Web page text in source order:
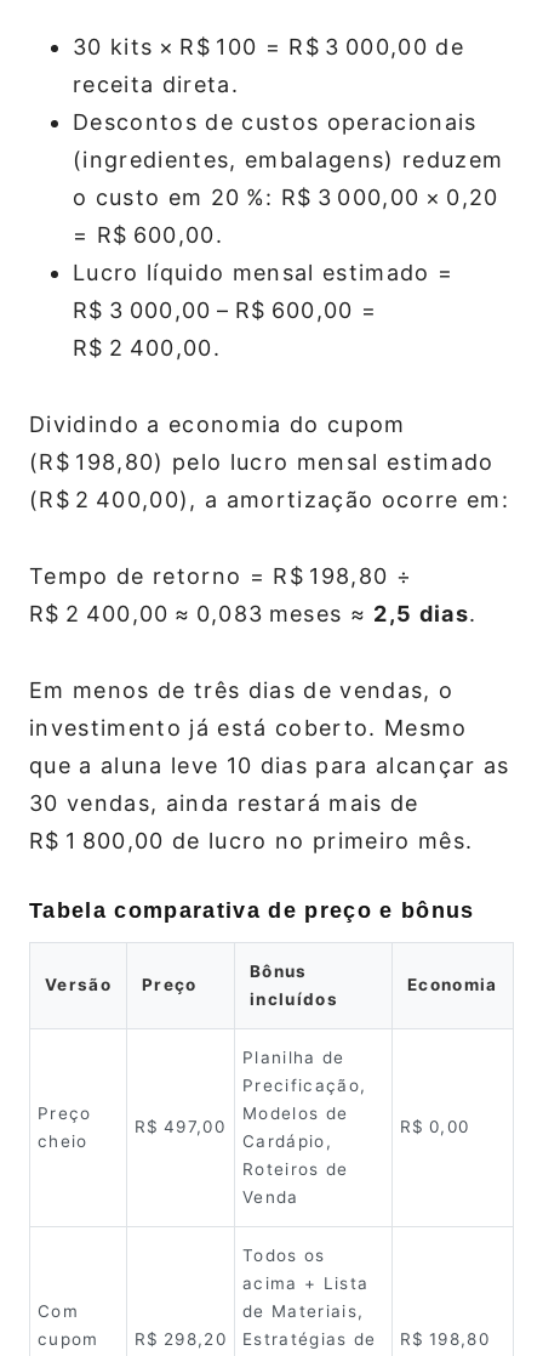
30 kits × R$ 100 = R$ 3 000,00 de
receita direta.
Descontos de custos operacionais
(ingredientes, embalagens) reduzem
o custo em 20 %: R$ 3 000,00 × 0,20
= R$ 600,00.
Lucro líquido mensal estimado =
R$ 3 000,00 – R$ 600,00 =
R$ 2 400,00.
Dividindo a economia do cupom
(R$ 198,80) pelo lucro mensal estimado
(R$ 2 400,00), a amortização ocorre em:
Tempo de retorno = R$ 198,80 ÷
R$ 2 400,00 ≈ 0,083 meses ≈ 2,5 dias.
Em menos de três dias de vendas, o
investimento já está coberto. Mesmo
que a aluna leve 10 dias para alcançar as
30 vendas, ainda restará mais de
R$ 1 800,00 de lucro no primeiro mês.
Tabela comparativa de preço e bônus
Versão Preço
Bônus
incluídos
Economia
Preço
cheio
R$ 497,00
Planilha de
Precificação,
Modelos de
Cardápio,
Roteiros de
Venda
R$ 0,00
Com
cupom
R$ 298,20
Todos os
acima + Lista
de Materiais,
Estratégias de
R$ 198,80